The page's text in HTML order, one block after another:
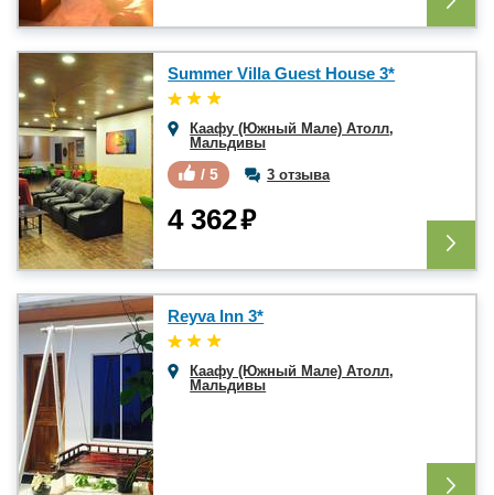
Summer Villa Guest House 3*
Каафу (Южный Мале) Атолл,
Мальдивы
/ 5 3 отзыва
4 362₽
Reyva Inn 3*
Каафу (Южный Мале) Атолл,
Мальдивы